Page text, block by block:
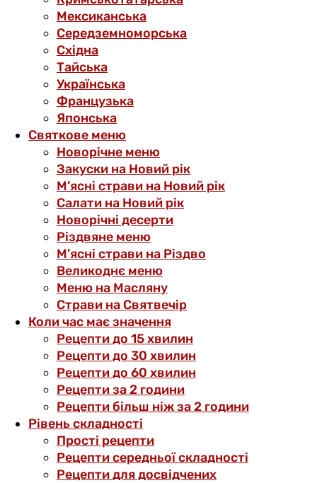
Мексиканська
Середземноморська
Східна
Тайська
Українська
Французька
Японська
Святкове меню
Новорічне меню
Закуски на Новий рік
М’ясні страви на Новий рік
Салати на Новий рік
Новорічні десерти
Різдвяне меню
М’ясні страви на Різдво
Великоднє меню
Меню на Масляну
Страви на Святвечір
Коли час має значення
Рецепти до 15 хвилин
Рецепти до 30 хвилин
Рецепти до 60 хвилин
Рецепти за 2 години
Рецепти більш ніж за 2 години
Рівень складності
Прості рецепти
Рецепти середньої складності
Рецепти для досвідчених